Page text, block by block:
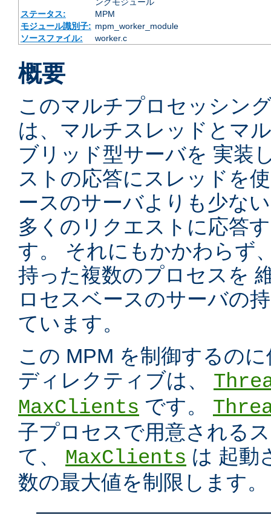
ングモジュール
ステータス:
MPM
モジュール識別子: mpm_worker_module
ソースファイル:
worker.c
概要
このマルチプロセッシン
は、マルチスレッドとマ
ブリッド型サーバを 実装
ストの応答にスレッドを
ースのサーバよりも少な
多くのリクエストに応答
す。 それにもかかわらず
持った複数のプロセスを
ロセスベースのサーバの
ています。
この MPM を制御するの
ディレクティブは、
MaxClients です。
子プロセスで用意される
て、 MaxClients は 起動
数の最大値を制限します。